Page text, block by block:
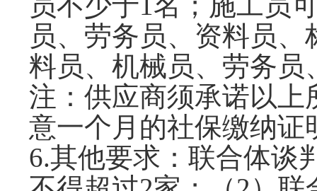
员、劳务员、资料员
料员、机械员、劳务
注：供应商须承诺以
意一个月的社保缴纳证
6.其他要求：联合体谈